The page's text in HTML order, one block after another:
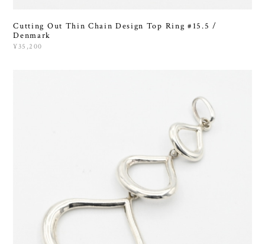
Cutting Out Thin Chain Design Top Ring #15.5 /
Denmark
¥35,200